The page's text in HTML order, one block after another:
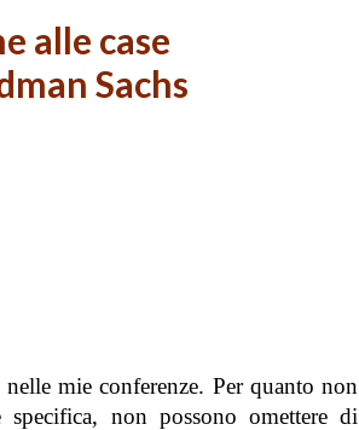
alle case
Sachs
mie conferenze. Per quanto non
non possono omettere di